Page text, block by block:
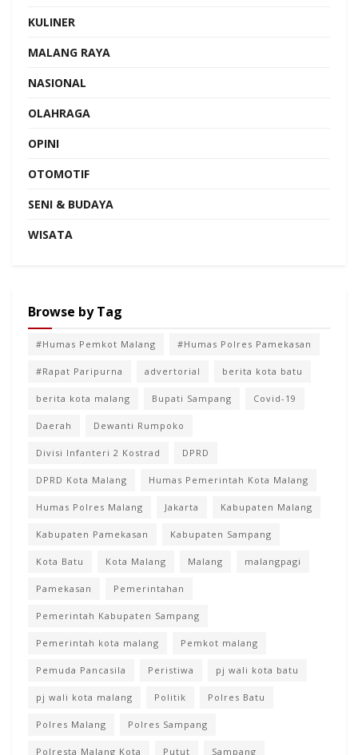
KULINER
MALANG RAYA
NASIONAL
OLAHRAGA
OPINI
OTOMOTIF
SENI & BUDAYA
WISATA
Browse by Tag
#Humas Pemkot Malang #Humas Polres Pamekasan
#Rapat Paripurna advertorial berita kota batu
berita kota malang Bupati Sampang Covid-19
Daerah Dewanti Rumpoko
Divisi Infanteri 2 Kostrad DPRD
DPRD Kota Malang Humas Pemerintah Kota Malang
Humas Polres Malang Jakarta Kabupaten Malang
Kabupaten Pamekasan Kabupaten Sampang
Kota Batu Kota Malang Malang malangpagi
Pamekasan Pemerintahan
Pemerintah Kabupaten Sampang
Pemerintah kota malang Pemkot malang
Pemuda Pancasila Peristiwa pj wali kota batu
pj wali kota malang Politik Polres Batu
Polres Malang Polres Sampang
Polresta Malang Kota Putut Sampang